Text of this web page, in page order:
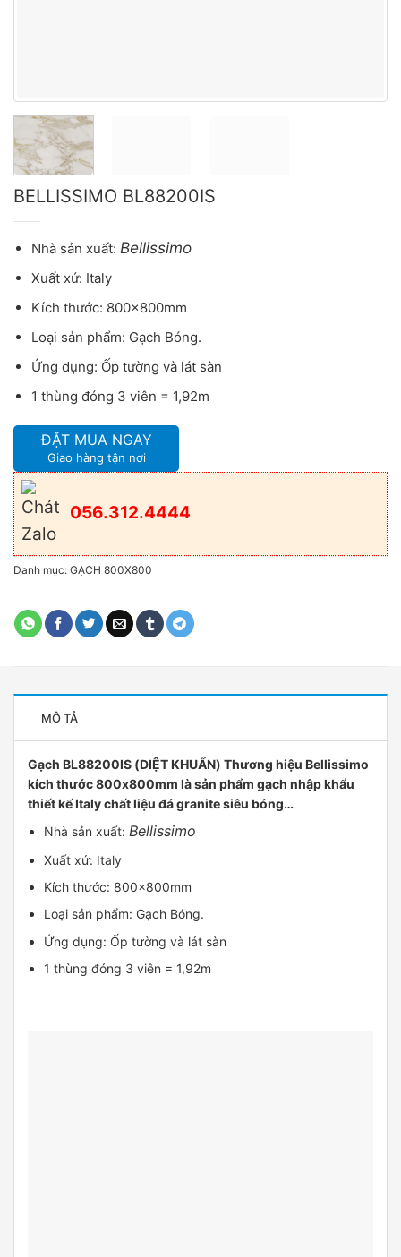
BELLISSIMO BL88200IS
Nhà sản xuất: Bellissimo
Xuất xứ: Italy
Kích thước: 800x800mm
Loại sản phẩm: Gạch Bóng.
Ứng dụng: Ốp tường và lát sàn
1 thùng đóng 3 viên = 1,92m
ĐẶT MUA NGAY
Giao hàng tận nơi
056.312.4444
Danh mục: GẠCH 800X800
MÔ TẢ
Gạch BL88200IS (DIỆT KHUẨN) Thương hiệu Bellissimo
kích thước 800x800mm là sản phẩm gạch nhập khẩu
thiết kế Italy chất liệu đá granite siêu bóng…
Nhà sản xuất: Bellissimo
Xuất xứ: Italy
Kích thước: 800x800mm
Loại sản phẩm: Gạch Bóng.
Ứng dụng: Ốp tường và lát sàn
1 thùng đóng 3 viên = 1,92m